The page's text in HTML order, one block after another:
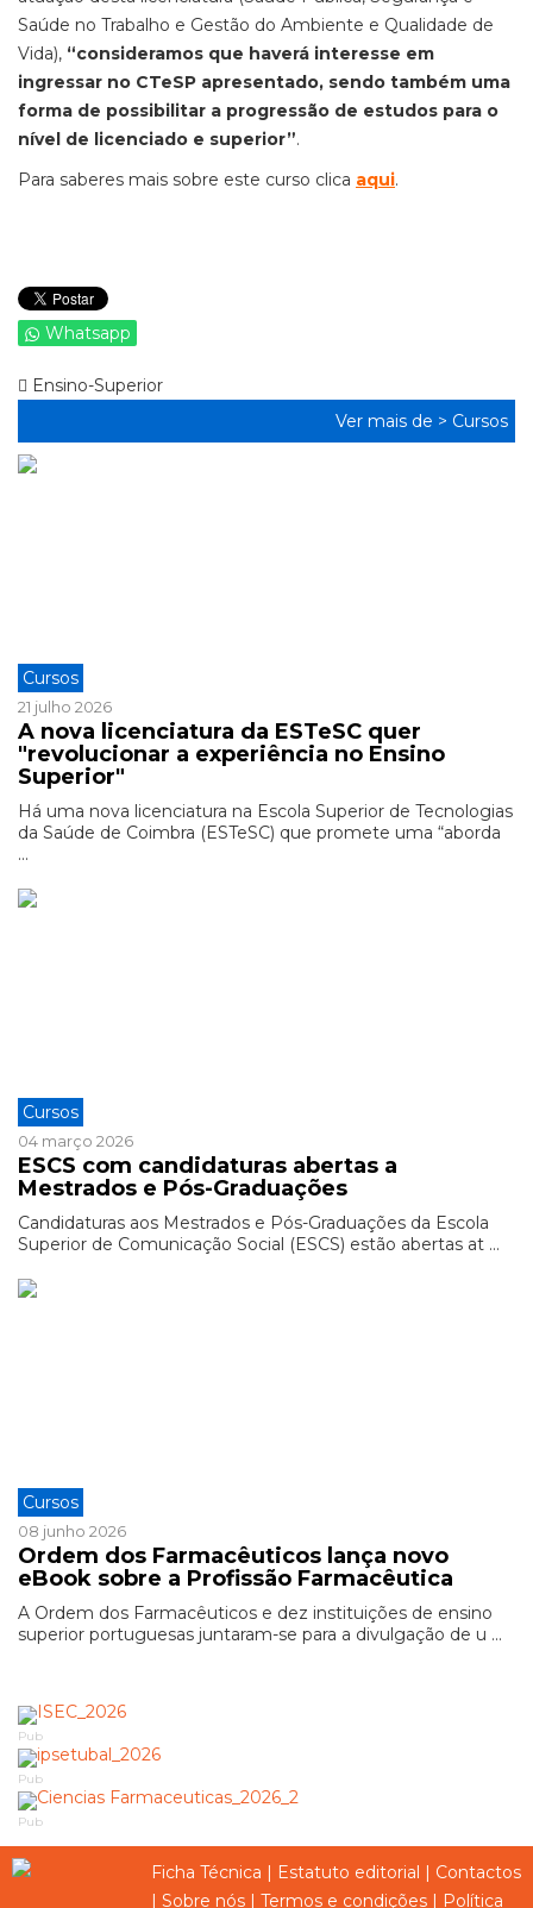
Saúde no Trabalho e Gestão do Ambiente e Qualidade de
Vida), “consideramos que haverá interesse em
ingressar no CTeSP apresentado, sendo também uma
forma de possibilitar a progressão de estudos para o
nível de licenciado e superior”.
Para saberes mais sobre este curso clica aqui.
Whatsapp
Ensino-Superior
Ver mais de > Cursos
Cursos
21 julho 2026
A nova licenciatura da ESTeSC quer
"revolucionar a experiência no Ensino
Superior"
Há uma nova licenciatura na Escola Superior de Tecnologias
da Saúde de Coimbra (ESTeSC) que promete uma “aborda
...
Cursos
04 março 2026
ESCS com candidaturas abertas a
Mestrados e Pós-Graduações
Candidaturas aos Mestrados e Pós-Graduações da Escola
Superior de Comunicação Social (ESCS) estão abertas at ...
Cursos
08 junho 2026
Ordem dos Farmacêuticos lança novo
eBook sobre a Profissão Farmacêutica
A Ordem dos Farmacêuticos e dez instituições de ensino
superior portuguesas juntaram-se para a divulgação de u ...
Pub
Pub
Pub
Ficha Técnica | Estatuto editorial | Contactos
| Sobre nós | Termos e condições | Política